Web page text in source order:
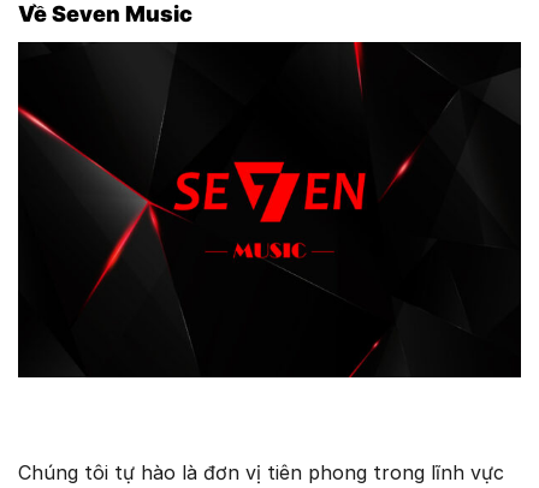
Về Seven Music
Chúng tôi tự hào là đơn vị tiên phong trong lĩnh vực